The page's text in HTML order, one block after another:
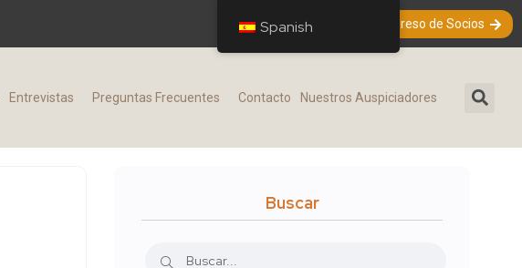
Ingreso de Socios
Entrevistas Preguntas Frecuentes​ Contacto Nuestros Auspiciadores
Buscar
Spanish